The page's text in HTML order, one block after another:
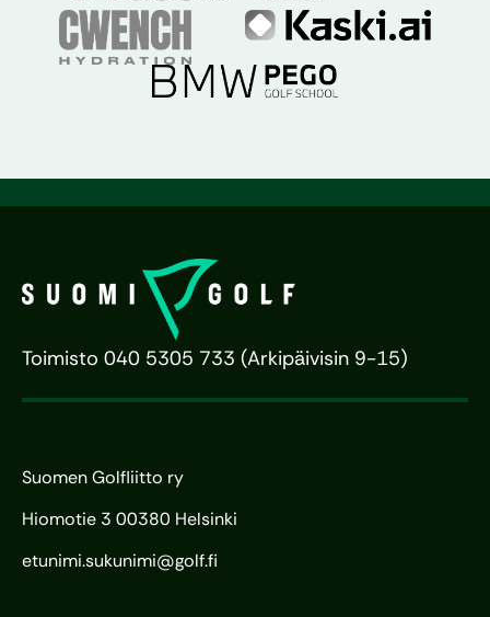
Toimisto 040 5305 733 (Arkipäivisin 9-15)
Suomen Golfliitto ry
Hiomotie 3 00380 Helsinki
etunimi.sukunimi@golf.fi